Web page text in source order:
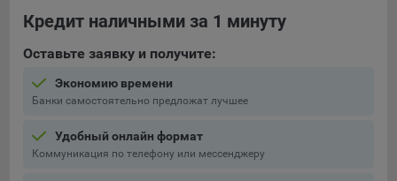
платформ «Google Analytics», «Яндекс.Метрика»
передаются третьим лицам, часть из которых хранятся во
Остальные - не более года.
Отключение аналитических файлов cookie не позволяет
определять предпочтения пользователей сайта, в том числе
Кредит наличными за 1 минуту
Оставьте заявку и получите:
Экономию времени
Банки самостоятельно предложат лучшее
Удобный онлайн формат
Коммуникация по телефону или мессенджеру